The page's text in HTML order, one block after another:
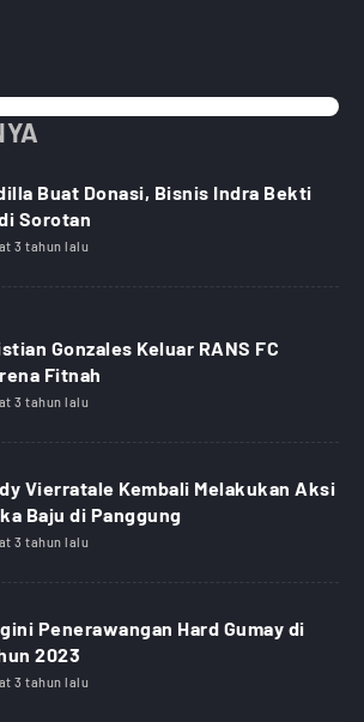
Buat Donasi, Bisnis Indra Bekti
Sorotan
3 tahun lalu
Gonzales Keluar RANS FC
Fitnah
3 tahun lalu
Vierratale Kembali Melakukan Aksi
Baju di Panggung
3 tahun lalu
Penerawangan Hard Gumay di
2023
3 tahun lalu